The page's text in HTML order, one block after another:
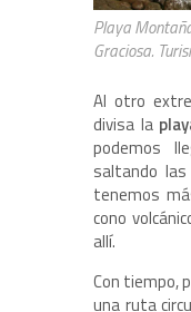
Playa
Graciosa.
Al otro
divisa la
podemos
saltando
tenemos
cono
allí.
Con tiempo,
una ruta